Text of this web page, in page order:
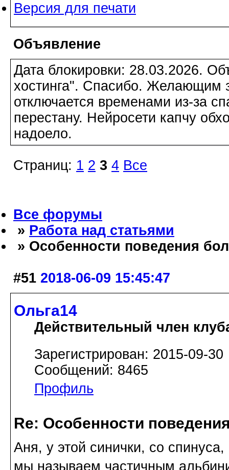
Версия для печати
Объявление
Дата блокировки: 28.03.2026.
хостинга". Спасибо. Желающим
отключается временами из-за
перестану. Нейросети капчу
надоело.
Страниц: 1 2 3 4 Все
Все форумы
» Работа над статьями
» Особенности поведения
#51 2018-06-09 15:45:47
Ольга14
Действительный член
Зарегистрирован: 2015-09-30
Сообщений: 8465
Профиль
Re: Особенности
Аня, у этой синички, со
мы называем частичным